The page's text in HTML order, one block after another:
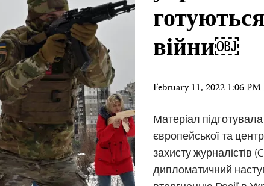
війни￼
February 11, 2022 1:06 PM
Матеріал
європейської та
захисту журналістів
дипломатичний